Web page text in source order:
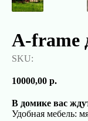
A-frame
SKU:
10000,00 р.
В домике вас
Удобная мебель: